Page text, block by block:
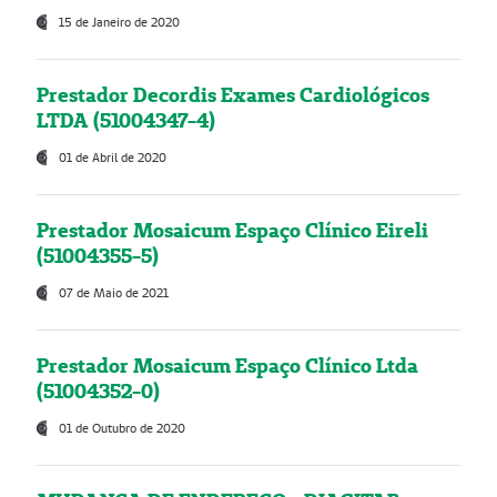
15 de Janeiro de 2020
Prestador Decordis Exames Cardiológicos
LTDA (51004347-4)
01 de Abril de 2020
Prestador Mosaicum Espaço Clínico Eireli
(51004355-5)
07 de Maio de 2021
Prestador Mosaicum Espaço Clínico Ltda
(51004352-0)
01 de Outubro de 2020